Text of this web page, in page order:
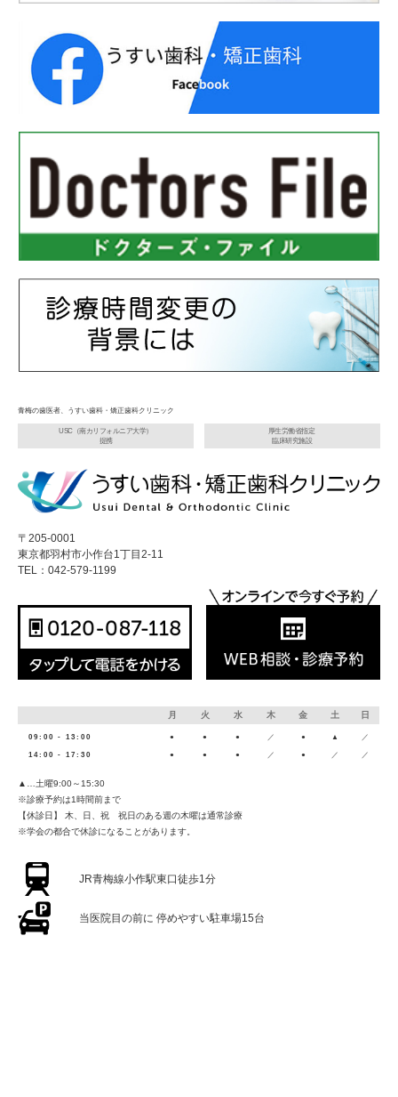
青梅の歯医者、うすい歯科・矯正歯科クリニック
USC（南カリフォルニア大学）
提携
厚生労働省指定
臨床研究施設
〒205-0001
東京都羽村市小作台1丁目2-11
TEL：042-579-1199
月 火 水 木 金 土 日
09:00 - 13:00 ● ● ● ／ ● ▲ ／
14:00 - 17:30 ● ● ● ／ ● ／ ／
▲…土曜9:00～15:30
※診療予約は1時間前まで
【休診日】 木、日、祝 祝日のある週の木曜は通常診療
※学会の都合で休診になることがあります。
JR青梅線小作駅東口徒歩1分
当医院目の前に停めやすい駐車場15台